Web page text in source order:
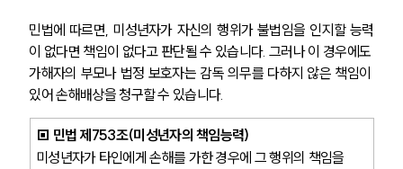
민법에 따르면, 미성년자가 자신의 행위가 불법임을 인지할 능력
이 없다면 책임이 없다고 판단될 수 있습니다. 그러나 이 경우에도
가해자의 부모나 법정 보호자는 감독 의무를 다하지 않은 책임이
있어 손해배상을 청구할 수 있습니다.
▣ 민법 제753조(미성년자의 책임능력)
미성년자가 타인에게 손해를 가한 경우에 그 행위의 책임을